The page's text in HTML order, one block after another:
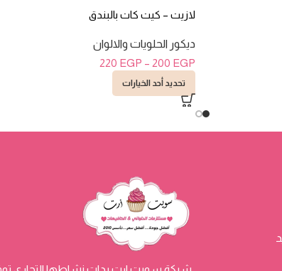
لازيت – كيت كات بالبندق
ديكور الحلويات والالوان
200 EGP
–
220 EGP
تحديد أحد الخيارات